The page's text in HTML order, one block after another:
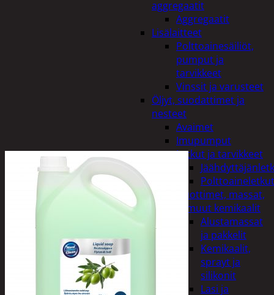
aggregaatit
Aggregaatit
Lisälaitteet
Polttoainesäiliöt,
pumput ja
tarvikkeet
Vinssit ja varusteet
Öljyt, suodattimet ja
nesteet
Avaimet
Imupumput
Letkut ja tarvikkeet
Polttoaineletkut
Liuottimet, massat,
ja muut kemikaalit
Alustamassat
ja pakkelit
Kemikaalit,
sprayt ja
silikonit
Lasi ja